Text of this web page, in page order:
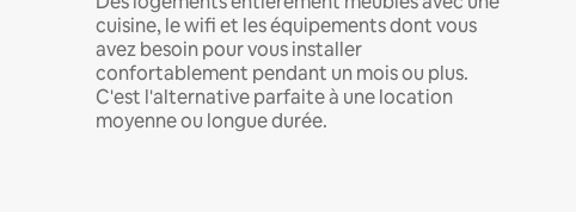
cuisine, le wifi et les équipements dont vous
avez besoin pour vous installer
confortablement pendant un mois ou plus.
C'est l'alternative parfaite à une location
moyenne ou longue durée.